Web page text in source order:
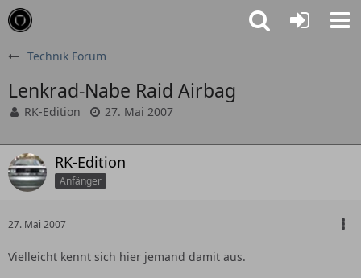
Technik Forum
Lenkrad-Nabe Raid Airbag
RK-Edition 27. Mai 2007
RK-Edition
Anfänger
27. Mai 2007
Vielleicht kennt sich hier jemand damit aus.